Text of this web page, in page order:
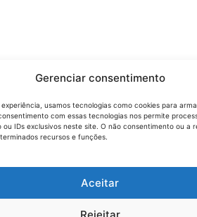
Gerenciar consentimento
usamos tecnologias como cookies para
com essas tecnologias nos permite
IDs exclusivos neste site. O não consentimento ou a
recursos e funções.
Aceitar
Rejeitar